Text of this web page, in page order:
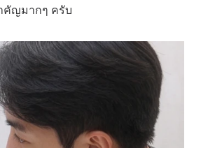
คัญมากๆ ครับ